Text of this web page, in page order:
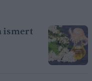
ismert